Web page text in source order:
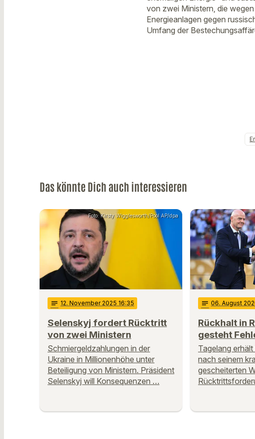
von zwei Ministern, die
Energieanlagen gegen
Umfang der
Das könnte Dich auch interessieren
Foto: Kirsty Wigglesworth/Pool AP/dpa
notes 12. November 2025 16:35
Selenskyj fordert Rücktritt
von zwei Ministern
Schmiergeldzahlungen in der
Ukraine in Millionenhöhe unter
Beteiligung von Ministern. Präsident
Selenskyj will Konsequenzen …
notes 06. August
Rückhalt in
gesteht
Tagelang
nach seinem
gescheiterten